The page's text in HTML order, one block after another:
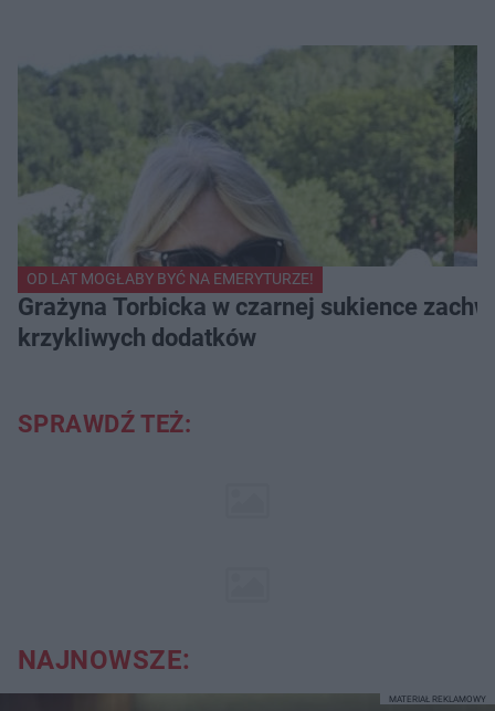
OD LAT MOGŁABY BYĆ NA EMERYTURZE!
Grażyna Torbicka w czarnej sukience
krzykliwych dodatków
SPRAWDŹ TEŻ:
NAJNOWSZE:
MATERIAŁ REKLAMOWY